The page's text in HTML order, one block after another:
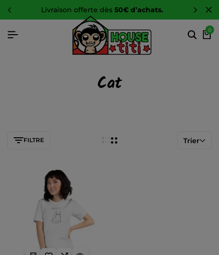
livraison offerte dès 50€ d’achats.
0
Cat
FILTRE Trier